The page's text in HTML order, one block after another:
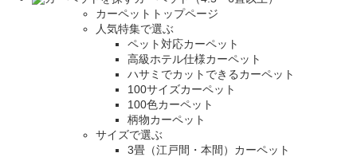
カーペットトップページ
人気特集で選ぶ
ペット対応カーペット
高級ホテル仕様カーペット
ハサミでカットできるカーペット
100サイズカーペット
100色カーペット
柄物カーペット
サイズで選ぶ
3畳（江戸間・本間）カーペット